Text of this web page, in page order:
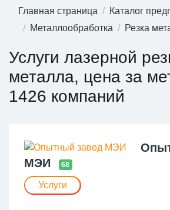
Главная страница
Каталог
Металлообработка
Резка
Услуги лазерной
металла, цена за
1426 компаний
МЭИ
68
Услуги